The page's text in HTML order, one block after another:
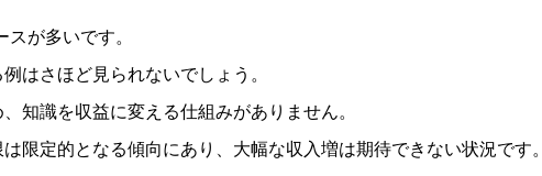
が多いです。
はさほど見られないでしょう。
知識を収益に変える仕組みがありません。
限定的となる傾向にあり、大幅な収入増は期待できない状況です。